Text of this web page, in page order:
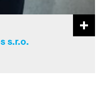
s.r.o.